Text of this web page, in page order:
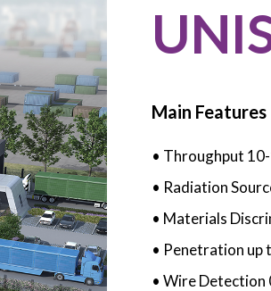
Main Features
• Throughput
• Radiation
• Materials
• Penetration up
• Wire Detection